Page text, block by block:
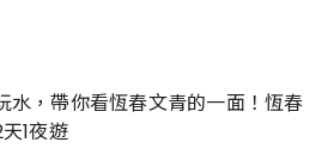
水，帶你看恆春文青的一面！恆春
1夜遊